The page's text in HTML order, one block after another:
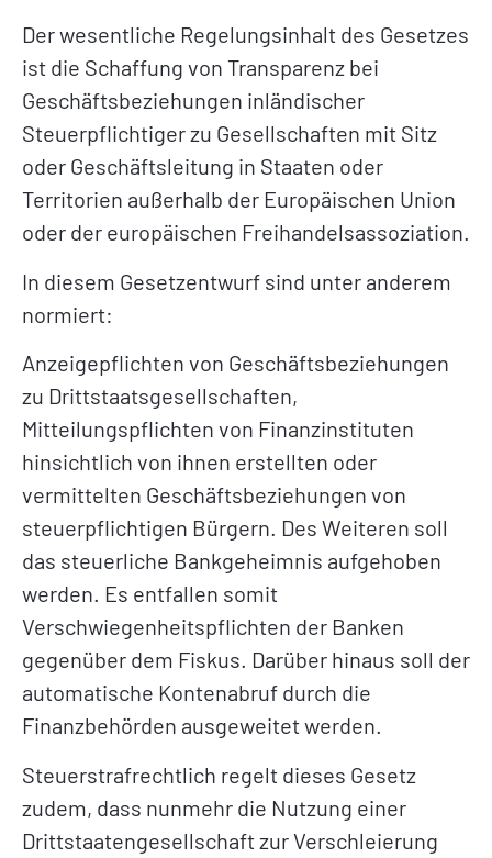
Der wesentliche Regelungsinhalt des Gesetzes
ist die Schaffung von Transparenz bei
Geschäftsbeziehungen inländischer
Steuerpflichtiger zu Gesellschaften mit Sitz
oder Geschäftsleitung in Staaten oder
Territorien außerhalb der Europäischen Union
oder der europäischen Freihandelsassoziation.
In diesem Gesetzentwurf sind unter anderem
normiert:
Anzeigepflichten von Geschäftsbeziehungen
zu Drittstaatsgesellschaften,
Mitteilungspflichten von Finanzinstituten
hinsichtlich von ihnen erstellten oder
vermittelten Geschäftsbeziehungen von
steuerpflichtigen Bürgern. Des Weiteren soll
das steuerliche Bankgeheimnis aufgehoben
werden. Es entfallen somit
Verschwiegenheitspflichten der Banken
gegenüber dem Fiskus. Darüber hinaus soll der
automatische Kontenabruf durch die
Finanzbehörden ausgeweitet werden.
Steuerstrafrechtlich regelt dieses Gesetz
zudem, dass nunmehr die Nutzung einer
Drittstaatengesellschaft zur Verschleierung